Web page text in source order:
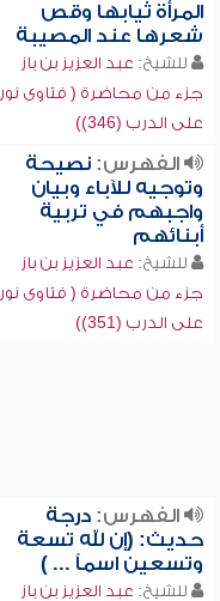
المرأة ثيابها وقص
شعرها عند المصيبة
للشيخ: عبد العزيز بن باز
جزء من محاضرة ( فتاوى نور
على الدرب (346))
الفهرس:نصيحة
وتوجيه للآباء وبيان
واجبهم في تربية
أبنائهم
للشيخ: عبد العزيز بن باز
جزء من محاضرة ( فتاوى نور
على الدرب (351))
الفهرس:درجة
حديث: (إن لله تسعة
وتسعين اسماً ... )
للشيخ: عبد العزيز بن باز